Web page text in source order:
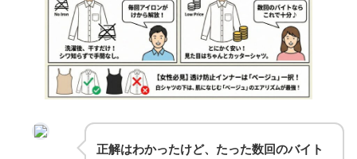
正解はわかったけど、たった数回のバイト